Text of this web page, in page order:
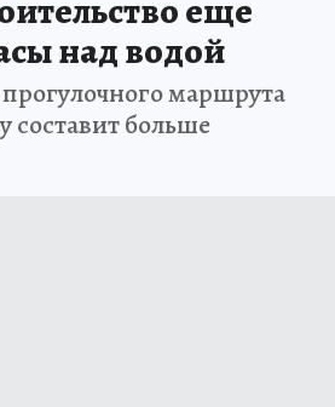
еще
над водой
маршрута
составит больше